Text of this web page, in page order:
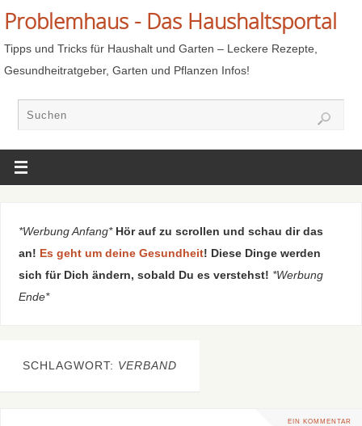
Problemhaus - Das Haushaltsportal
Tipps und Tricks für Haushalt und Garten – Leckere Rezepte,
Gesundheitratgeber, Garten und Pflanzen Infos!
*Werbung Anfang* Hör auf zu scrollen und schau dir das
an! Es geht um deine Gesundheit! Diese Dinge werden
sich für Dich ändern, sobald Du es verstehst! *Werbung
Ende*
SCHLAGWORT: VERBAND
EIN KOMMENTAR